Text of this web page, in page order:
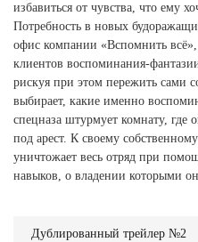
избавиться от чувства, что ему
Потребность в новых
офис компании «Вспомнить
клиентов воспоминания-
рискуя при этом пережить сами
выбирает, какие именно
спецназа штурмует комнату, где
под арест. К своему
уничтожает весь отряд при
навыков, о владении которыми
Дублированный трейлер №2